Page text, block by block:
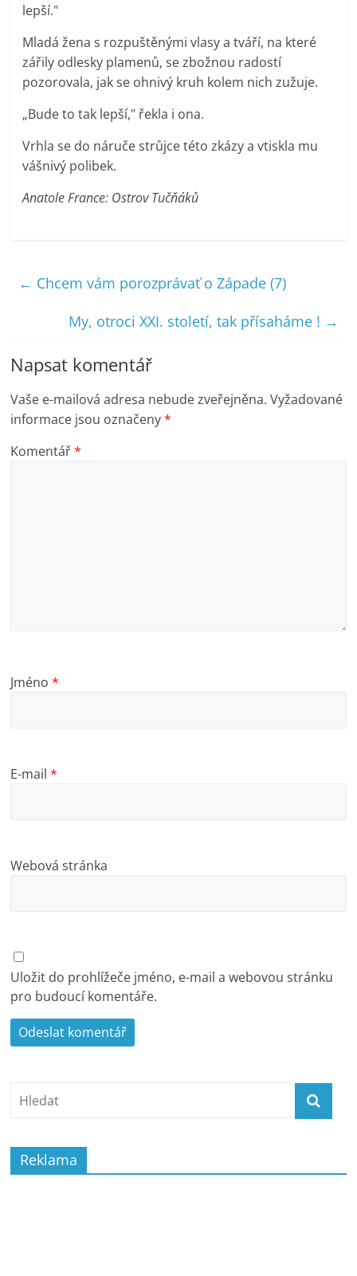
lepší."
Mladá žena s rozpuštěnými vlasy a tváří, na které
zářily odlesky plamenů, se zbožnou radostí
pozorovala, jak se ohnivý kruh kolem nich zužuje.
„Bude to tak lepší," řekla i ona.
Vrhla se do náruče strůjce této zkázy a vtiskla mu
vášnivý polibek.
Anatole France: Ostrov Tučňáků
← Chcem vám porozprávať o Západe (7)
My, otroci XXI. století, tak přísaháme ! →
Napsat komentář
Vaše e-mailová adresa nebude zveřejněna. Vyžadované
informace jsou označeny*
Komentář*
Jméno*
E-mail*
Webová stránka
Uložit do prohlížeče jméno, e-mail a webovou stránku
pro budoucí komentáře.
Reklama